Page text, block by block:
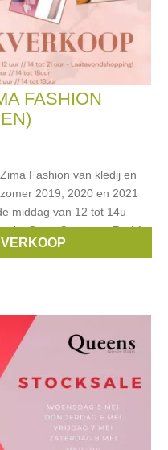
FASHION
Fashion van kledij en
2019, 2020 en 2021
middag van 12 tot 14u
,Soya Concept,Batida,